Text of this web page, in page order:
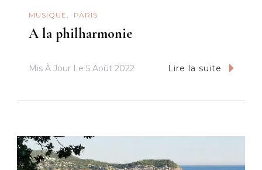
MUSIQUE PARIS
A la philharmonie
Mis À Jour Le 5 Août 2022 Lire la suite